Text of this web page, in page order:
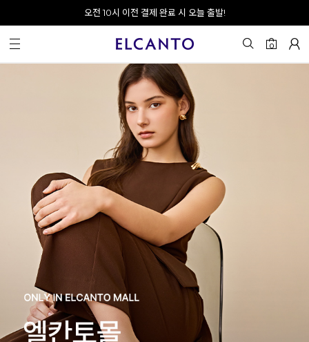
오전 10시 이전 결제 완료 시 오늘 출발!
0